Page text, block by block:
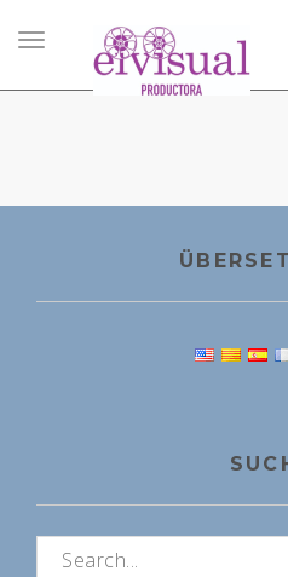
Navigation
umschalten
Suchen nach: